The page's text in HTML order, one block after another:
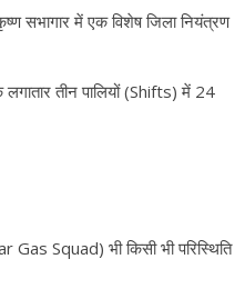
सभागार में एक विशेष जिला नियंत्रण
तीन पालियों (Shifts) में 24
Squad) भी किसी भी परिस्थिति
6, 2021 Editor All Rights